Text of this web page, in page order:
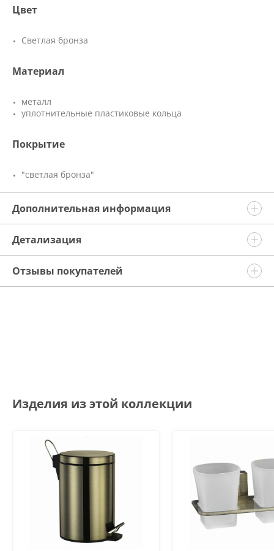
Цвет
Светлая бронза
Материал
металл
уплотнительные пластиковые кольца
Покрытие
"светлая бронза"
Дополнительная информация
Детализация
Отзывы покупателей
Изделия из этой коллекции